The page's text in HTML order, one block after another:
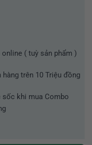
( tuỳ sản phẩm )
trên 10 Triệu đồng
khi mua Combo